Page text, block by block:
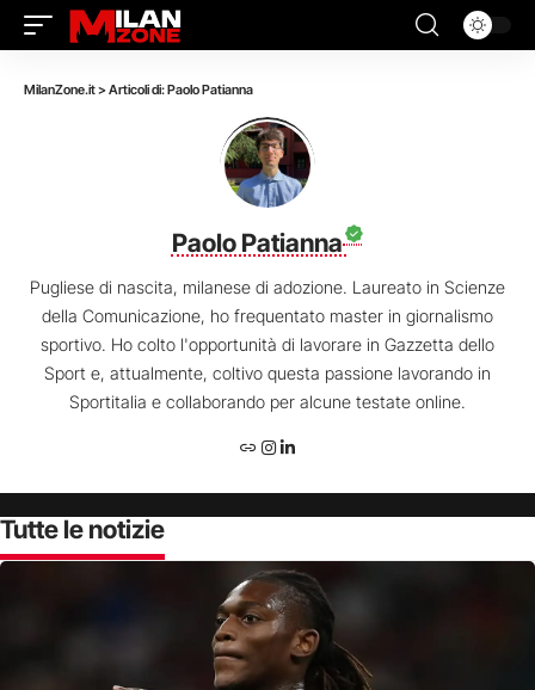
MilanZone.it>Articoli di: Paolo Patianna
Paolo Patianna
Pugliese di nascita, milanese di adozione. Laureato in Scienze
della Comunicazione, ho frequentato master in giornalismo
sportivo. Ho colto l'opportunità di lavorare in Gazzetta dello
Sport e, attualmente, coltivo questa passione lavorando in
Sportitalia e collaborando per alcune testate online.
Tutte le notizie